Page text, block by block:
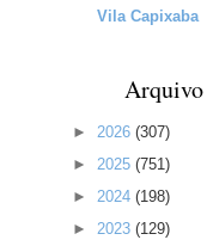
Vila Capixaba
► 2026 (307)
► 2025 (751)
► 2024 (198)
► 2023 (129)